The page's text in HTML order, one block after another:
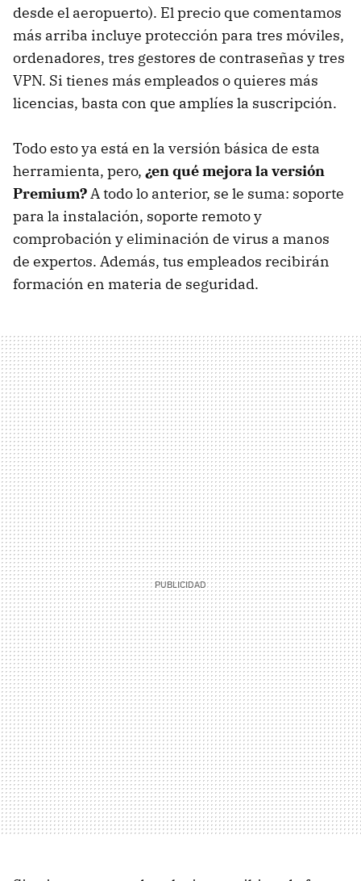
desde el aeropuerto). El precio que comentamos
más arriba incluye protección para tres móviles,
ordenadores, tres gestores de contraseñas y tres
VPN. Si tienes más empleados o quieres más
licencias, basta con que amplíes la suscripción.
Todo esto ya está en la versión básica de esta
herramienta, pero, ¿en qué mejora la versión
Premium? A todo lo anterior, se le suma: soporte
para la instalación, soporte remoto y
comprobación y eliminación de virus a manos
de expertos. Además, tus empleados recibirán
formación en materia de seguridad.